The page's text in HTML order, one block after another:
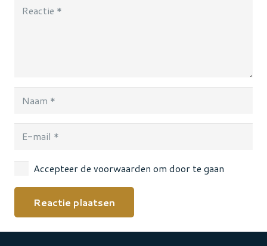
Accepteer de voorwaarden om door te gaan
Reactie plaatsen